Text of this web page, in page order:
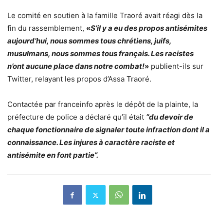
Le comité en soutien à la famille Traoré avait réagi dès la
fin du rassemblement, «S’il y a eu des propos antisémites
aujourd’hui, nous sommes tous chrétiens, juifs,
musulmans, nous sommes tous français. Les racistes
n’ont aucune place dans notre combat!» publient-ils sur
Twitter, relayant les propos d’Assa Traoré.
Contactée par franceinfo après le dépôt de la plainte, la
préfecture de police a déclaré qu’il était “du devoir de
chaque fonctionnaire de signaler toute infraction dont il a
connaissance. Les injures à caractère raciste et
antisémite en font partie”.